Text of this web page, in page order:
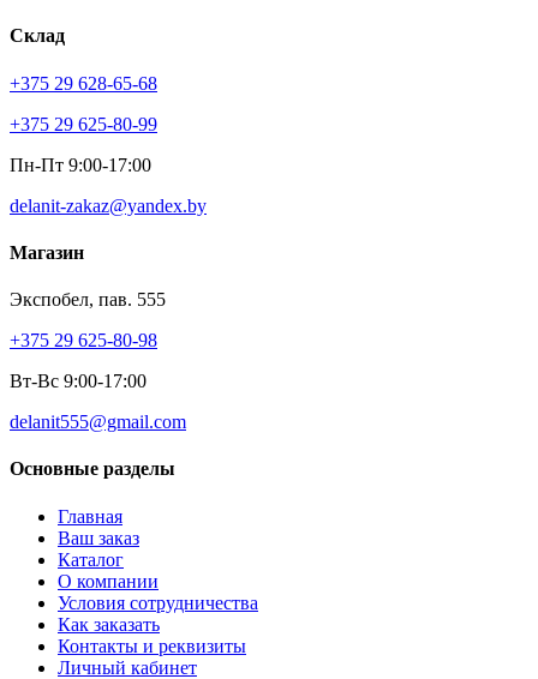
Склад
+375 29 628-65-68
+375 29 625-80-99
Пн-Пт 9:00-17:00
delanit-zakaz@yandex.by
Магазин
Экспобел, пав. 555
+375 29 625-80-98
Вт-Вс 9:00-17:00
delanit555@gmail.com
Основные разделы
Главная
Ваш заказ
Каталог
О компании
Условия сотрудничества
Как заказать
Контакты и реквизиты
Личный кабинет